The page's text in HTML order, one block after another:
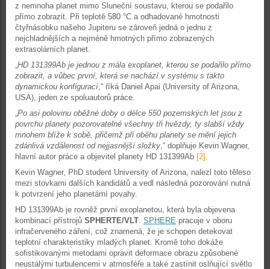
z nemnoha planet mimo Sluneční soustavu, kterou se podařilo
přímo zobrazit. Při teplotě 580 °C a odhadované hmotnosti
čtyřnásobku našeho Jupiteru se zároveň jedná o jednu z
nejchladnějších a nejméně hmotných přímo zobrazených
extrasolárních planet.
„HD 131399Ab je jednou z mála exoplanet, kterou se podařilo přímo
zobrazit, a vůbec první, která se nachází v systému s takto
dynamickou konfigurací,“ říká Daniel Apai (University of Arizona,
USA), jeden ze spoluautorů práce.
„Po asi polovinu oběžné doby o délce 550 pozemských let jsou z
povrchu planety pozorovatelné všechny tři hvězdy, ty slabší vždy
mnohem blíže k sobě, přičemž při oběhu planety se mění jejich
zdánlivá vzdálenost od nejjasnější složky,“ doplňuje Kevin Wagner,
hlavní autor práce a objevitel planety HD 131399Ab [2] .
Kevin Wagner, PhD student University of Arizona, nalezl toto těleso
mezi stovkami dalších kandidátů a vedl následná pozorování nutná
k potvrzení jeho planetární povahy.
HD 131399Ab je rovněž první exoplanetou, která byla objevena
kombinací přístrojů SPHERTE/VLT. SPHERE pracuje v oboru
infračerveného záření, což znamená, že je schopen detekovat
teplotní charakteristiky mladých planet. Kromě toho dokáže
sofistikovanými metodami opravit deformace obrazu způsobené
neustálými turbulencemi v atmosféře a také zastínit oslňující světlo